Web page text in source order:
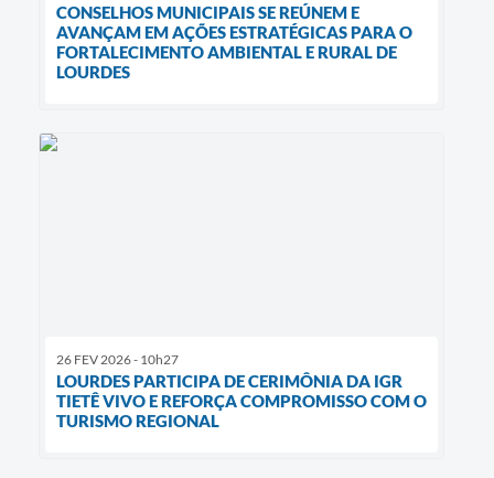
CONSELHOS MUNICIPAIS SE REÚNEM E
AVANÇAM EM AÇÕES ESTRATÉGICAS PARA O
FORTALECIMENTO AMBIENTAL E RURAL DE
LOURDES
26 FEV 2026 - 10h27
LOURDES PARTICIPA DE CERIMÔNIA DA IGR
TIETÊ VIVO E REFORÇA COMPROMISSO COM O
TURISMO REGIONAL